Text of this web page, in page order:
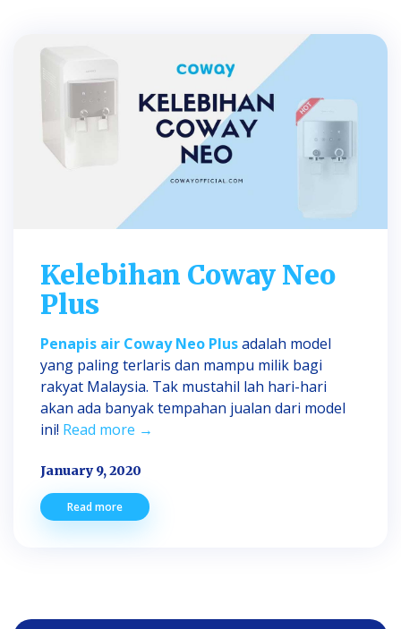
Kelebihan Coway Neo
Plus
Penapis air Coway Neo Plusadalah model
yang paling terlaris dan mampu milik bagi
rakyat Malaysia. Tak mustahil lah hari-hari
akan ada banyak tempahan jualan dari model
ini! Read more →
January 9, 2020
Read more